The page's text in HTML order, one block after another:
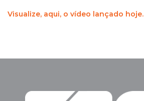
Visualize, aqui, o vídeo lançado hoje.